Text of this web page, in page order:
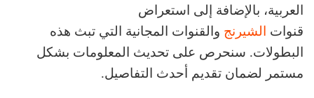
العربية، بالإضافة إلى استعراض
قنوات
الشيرنج والقنوات المجانية التي تبث هذه
البطولات. سنحرص على تحديث المعلومات بشكل
مستمر لضمان تقديم أحدث التفاصيل.